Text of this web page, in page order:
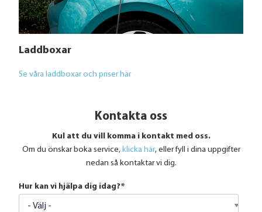
Laddboxar
Se våra laddboxar och priser här
Kontakta oss
Kul att du vill komma i kontakt med oss.
Om du önskar boka service, klicka här, eller fyll i dina uppgifter
nedan så kontaktar vi dig.
Hur kan vi hjälpa dig idag?*